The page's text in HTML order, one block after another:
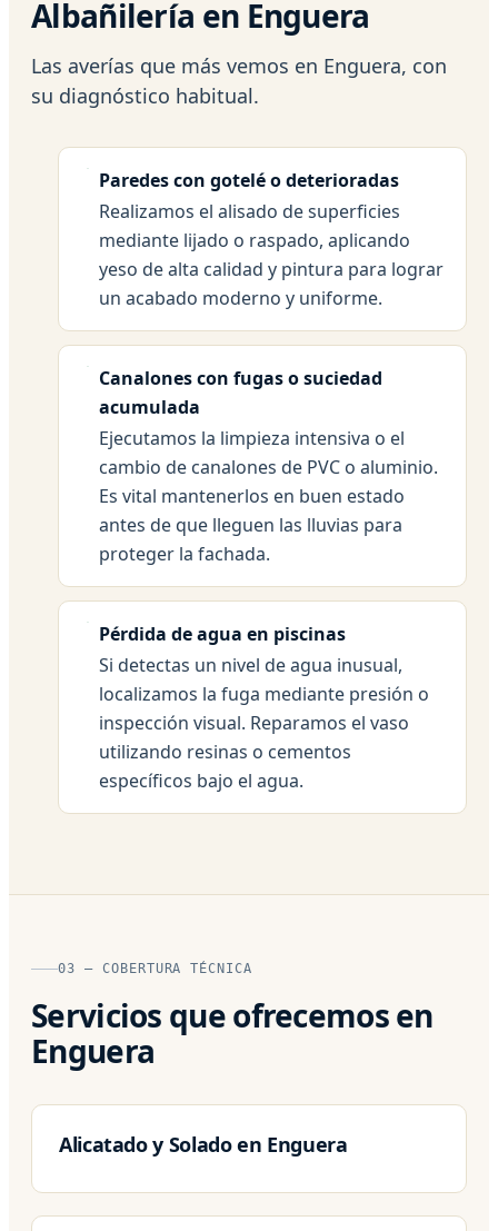
Albañilería en Enguera
Las averías que más vemos en Enguera, con
su diagnóstico habitual.
Paredes con gotelé o deterioradas
Realizamos el alisado de superficies
mediante lijado o raspado, aplicando
yeso de alta calidad y pintura para lograr
un acabado moderno y uniforme.
Canalones con fugas o suciedad
acumulada
Ejecutamos la limpieza intensiva o el
cambio de canalones de PVC o aluminio.
Es vital mantenerlos en buen estado
antes de que lleguen las lluvias para
proteger la fachada.
Pérdida de agua en piscinas
Si detectas un nivel de agua inusual,
localizamos la fuga mediante presión o
inspección visual. Reparamos el vaso
utilizando resinas o cementos
específicos bajo el agua.
03 — COBERTURA TÉCNICA
Servicios que ofrecemos en
Enguera
Alicatado y Solado en Enguera